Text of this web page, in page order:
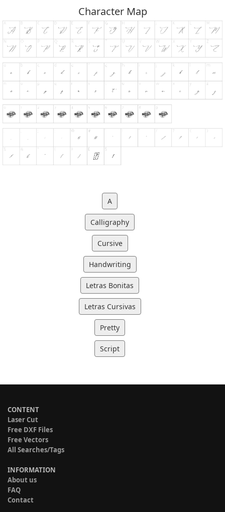
Character Map
A
Calligraphy
Cursive
Handwriting
Letras Bonitas
Letras Cursivas
Pretty
Script
CONTENT
Laser Cut
Free DXF Files
Free Vectors
All Searches/Tags
INFORMATION
About us
FAQ
Contact